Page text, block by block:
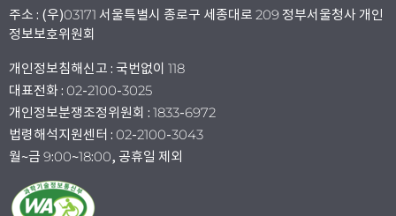
주소 : (우)03171 서울특별시 종로구 세종대로 209 정부서울청사 개인
정보보호위원회
개인정보침해신고 : 국번없이 118
대표전화 : 02-2100-3025
개인정보분쟁조정위원회 : 1833-6972
법령해석지원센터 : 02-2100-3043
월~금 9:00~18:00, 공휴일 제외